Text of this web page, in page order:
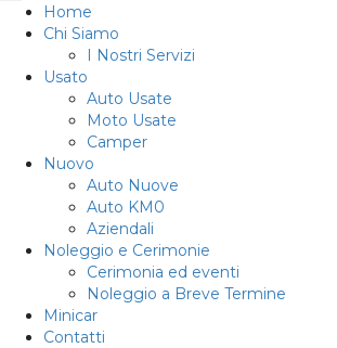
Home
Chi Siamo
I Nostri Servizi
Usato
Auto Usate
Moto Usate
Camper
Nuovo
Auto Nuove
Auto KM0
Aziendali
Noleggio e Cerimonie
Cerimonia ed eventi
Noleggio a Breve Termine
Minicar
Contatti